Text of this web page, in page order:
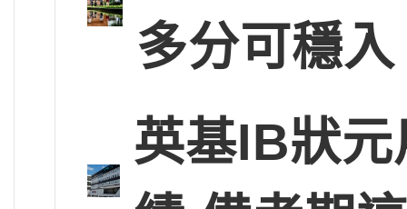
多分可穩
英基IB狀